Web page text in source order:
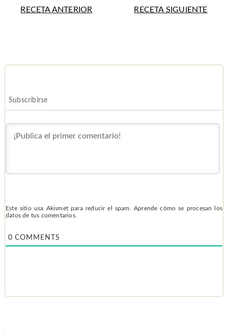
RECETA ANTERIOR RECETA SIGUIENTE
Subscribirse
Este sitio usa Akismet para reducir el spam. Aprende cómo se procesan los
datos de tus comentarios.
0 COMMENTS